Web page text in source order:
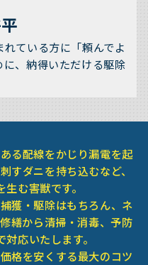
ている方に「頼んでよ
、納得いただける駆除
る配線をかじり漏電を起
すダニを持ち込むなど、
む害獣です。
獲・駆除はもちろん、ネ
繕から清掃・消毒、予防
応いたします。
格を安くする最大のコツ